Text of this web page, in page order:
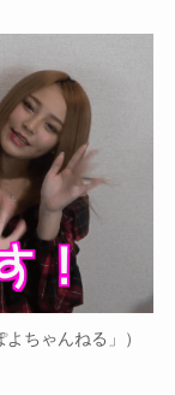
ちゃんねる」）